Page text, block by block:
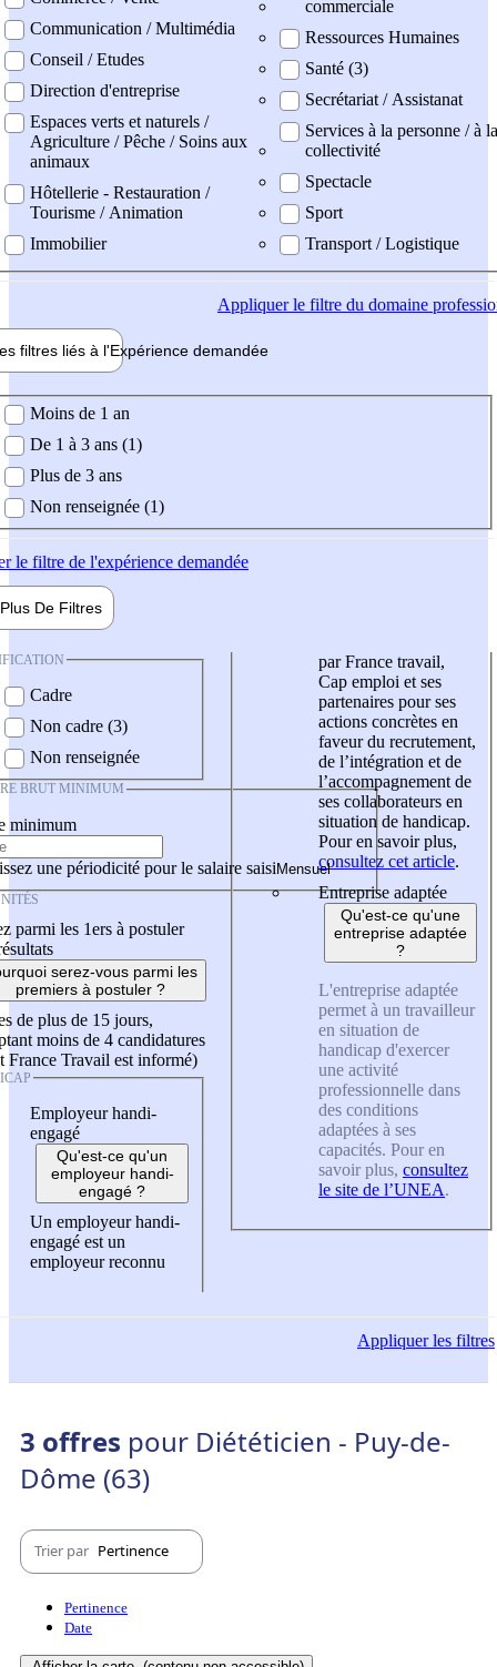
Communication / Multimédia
Conseil / Etudes
Direction d'entreprise
Espaces verts et naturels /
Agriculture / Pêche / Soins aux
animaux
Hôtellerie - Restauration /
Tourisme / Animation
Immobilier
commerciale
Ressources Humaines
Santé (3)
Secrétariat / Assistanat
Services à la personne / à la
collectivité
Spectacle
Sport
Transport / Logistique
Appliquerle filtre du domaine
filtres liés à l'Expérience demandée
demandée
Moins de 1 an
De 1 à 3 ans (1)
Plus de 3 ans
Non renseignée (1)
le filtre de l'expérience demandée
Plus De Filtres
Cadre
Non cadre (3)
Non renseignée
BRUT MINIMUM
minimum
une périodicité pour le salaire saisi
parmi les 1ers à postuler
serez-vous parmi les
premiers à postuler ?
de plus de 15 jours,
moins de 4 candidatures
France Travail est informé)
Employeur handi-
engagé
Qu'est-ce qu'un
employeur handi-
engagé ?
Un employeur handi-
engagé est un
employeur reconnu
par France travail,
Cap emploi et ses
partenaires pour ses
actions concrètes en
faveur du recrutement,
de l’intégration et de
l’accompagnement de
ses collaborateurs en
situation de handicap.
Pour en savoir plus,
consultez cet article.
Entreprise adaptée
Qu'est-ce qu'une
entreprise adaptée
?
L'entreprise adaptée
permet à un travailleur
en situation de
handicap d'exercer
une activité
professionnelle dans
des conditions
adaptées à ses
capacités. Pour en
savoir plus, consultez
le site de l’UNEA.
Appliquerles filtres
3 offres pour Diététicien - Puy-de-
Dôme (63)
Trier par Pertinence
Pertinence
Date